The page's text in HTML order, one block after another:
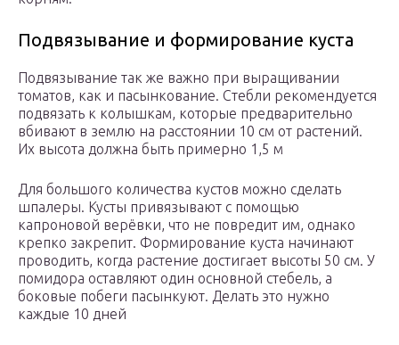
Подвязывание и формирование куста
Подвязывание так же важно при выращивании
томатов, как и пасынкование. Стебли рекомендуется
подвязать к колышкам, которые предварительно
вбивают в землю на расстоянии 10 см от растений.
Их высота должна быть примерно 1,5 м
Для большого количества кустов можно сделать
шпалеры. Кусты привязывают с помощью
капроновой верёвки, что не повредит им, однако
крепко закрепит. Формирование куста начинают
проводить, когда растение достигает высоты 50 см. У
помидора оставляют один основной стебель, а
боковые побеги пасынкуют. Делать это нужно
каждые 10 дней